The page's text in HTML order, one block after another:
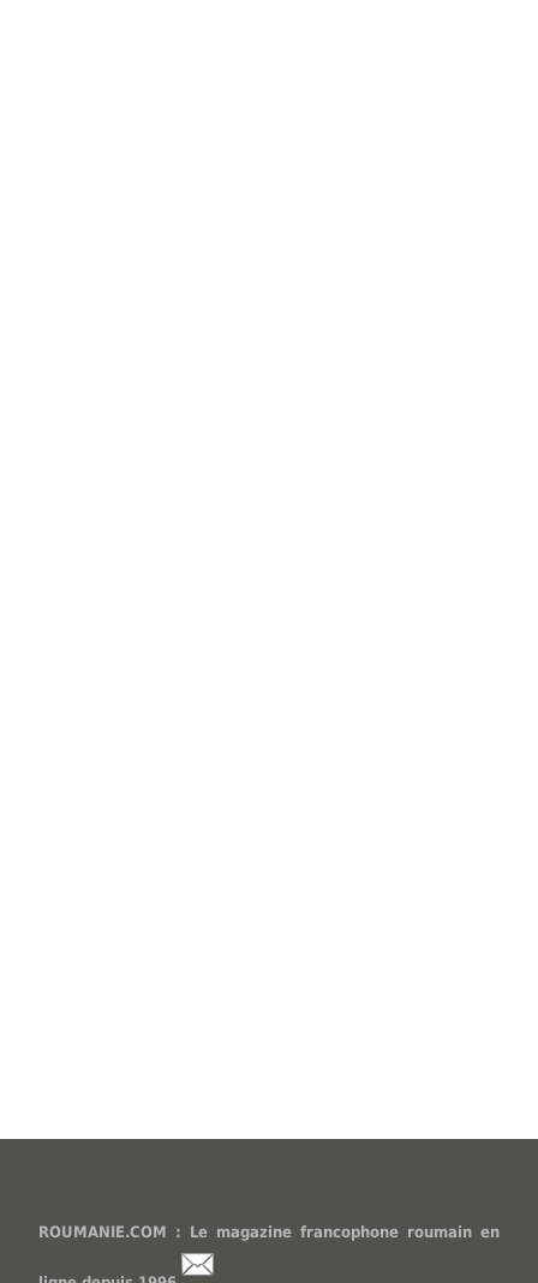
ROUMANIE.COM : Le magazine francophone roumain en